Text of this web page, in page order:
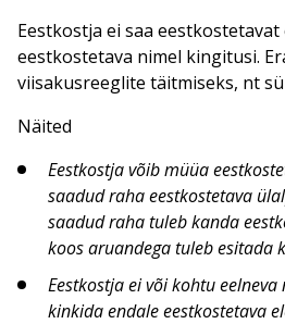
Eestkostja ei saa eestkostetavat
eestkostetava nimel kingitusi.
viisakusreeglite täitmiseks, nt
Näited
Eestkostja võib müüa
saadud raha eestkostetava
saadud raha tuleb kanda
koos aruandega tuleb esitada
Eestkostja ei või kohtu
kinkida endale eestkostetava